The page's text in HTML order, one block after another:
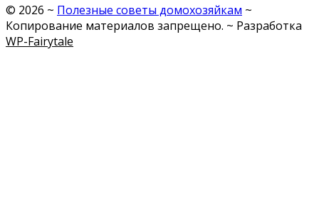
© 2026 ~ Полезные советы домохозяйкам ~
Копирование материалов запрещено. ~ Разработка
WP-Fairytale